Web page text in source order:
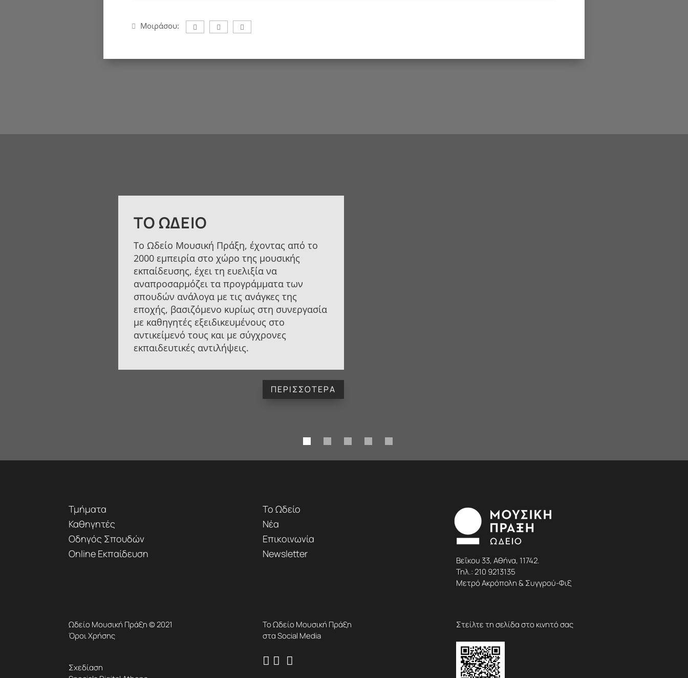
Μοιράσου:
ΤΟ ΩΔΕΊΟ
Το Ωδείο Μουσική Πράξη, έχοντας από το
2000 εμπειρία στο χώρο της μουσικής
εκπαίδευσης, έχει τη ευελιξία να
αναπροσαρμόζει τα προγράμματα των
σπουδών ανάλογα με τις ανάγκες της
εποχής, βασιζόμενο κυρίως στη συνεργασία
με καθηγητές εξειδικευμένους στο
αντικείμενό τους και με σύγχρονες
εκπαιδευτικές αντιλήψεις.
ΠΕΡΙΣΣΟΤΕΡΑ
Τμήματα
Καθηγητές
Οδηγός Σπουδών
Online Εκπαίδευση
Το Ωδείο
Νέα
Επικοινωνία
Newsletter
Βεΐκου 33, Αθήνα, 11742.
Τηλ.:210 9213135
Μετρό Ακρόπολη & Συγγρού-Φιξ
Ωδείο Μουσική Πράξη © 2021
Όροι Χρήσης
Σχεδίαση
Το Ωδείο Μουσική Πράξη
στα Social Media
  
Στείλτε τη σελίδα στο κινητό σας